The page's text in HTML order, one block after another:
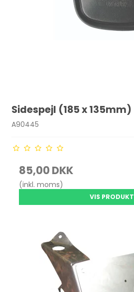
Sidespejl (185 x 135mm)
A90445
85,00 DKK
(inkl. moms)
VIS PRODUKT